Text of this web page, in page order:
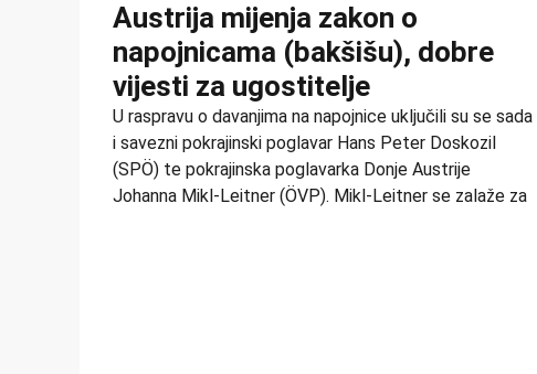
Austrija mijenja zakon o
napojnicama (bakšišu), dobre
vijesti za ugostitelje
U raspravu o davanjima na napojnice uključili su se sada
i savezni pokrajinski poglavar Hans Peter Doskozil
(SPÖ) te pokrajinska poglavarka Donje Austrije
Johanna Mikl-Leitner (ÖVP). Mikl-Leitner se zalaže za